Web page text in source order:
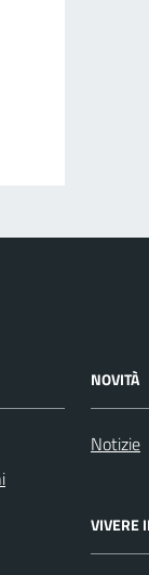
NOVITÀ
Notizie
VIVERE